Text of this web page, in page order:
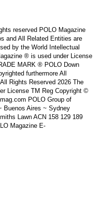
reserved POLO Magazine
and All Related Entities are
by the World Intellectual
® is used under License
MARK ® POLO Down
furthermore All
Rights Reserved 2026 The
License TM Reg Copyright ©
POLO Group of
Buenos Aires ~ Sydney
Lawn ACN 158 129 189
Magazine E-